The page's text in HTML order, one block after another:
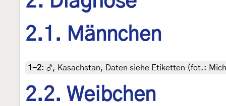
2.1. Männchen
1-2: ♂, Kasachstan, Daten siehe Etiketten (fot.:
2.2. Weibchen